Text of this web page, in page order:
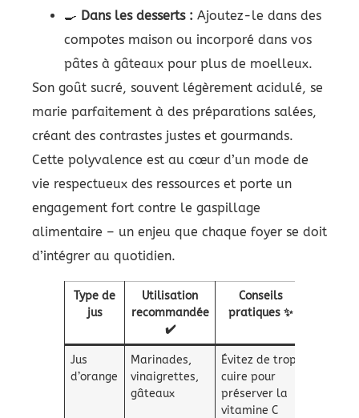
🍳 Dans les desserts : Ajoutez-le dans des
compotes maison ou incorporé dans vos
pâtes à gâteaux pour plus de moelleux.
Son goût sucré, souvent légèrement acidulé, se
marie parfaitement à des préparations salées,
créant des contrastes justes et gourmands.
Cette polyvalence est au cœur d’un mode de
vie respectueux des ressources et porte un
engagement fort contre le gaspillage
alimentaire – un enjeu que chaque foyer se doit
d’intégrer au quotidien.
Type de
jus
Utilisation
recommandée
✔️
Conseils
pratiques ✨
Jus
d’orange
Marinades,
vinaigrettes,
gâteaux
Évitez de trop
cuire pour
préserver la
vitamine C